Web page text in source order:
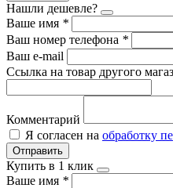
Нашли дешевле?
Ваше имя *
Ваш номер телефона *
Ваш e-mail
Ссылка на товар другого
Комментарий
Я согласен на обработку
Отправить
Купить в 1 клик
Ваше имя *